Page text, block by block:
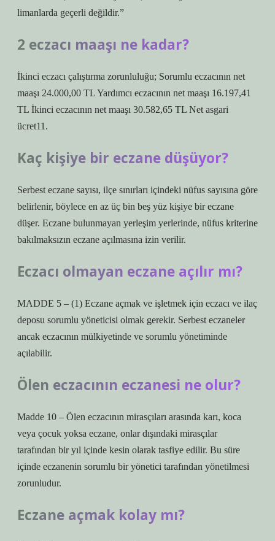
limanlarda geçerli değildir.”
2 eczacı maaşı ne kadar?
İkinci eczacı çalıştırma zorunluluğu; Sorumlu eczacının net
maaşı 24.000,00 TL Yardımcı eczacının net maaşı 16.197,41
TL İkinci eczacının net maaşı 30.582,65 TL Net asgari
ücret11.
Kaç kişiye bir eczane düşüyor?
Serbest eczane sayısı, ilçe sınırları içindeki nüfus sayısına göre
belirlenir, böylece en az üç bin beş yüz kişiye bir eczane
düşer. Eczane bulunmayan yerleşim yerlerinde, nüfus kriterine
bakılmaksızın eczane açılmasına izin verilir.
Eczacı olmayan eczane açılır mı?
MADDE 5 – (1) Eczane açmak ve işletmek için eczacı ve ilaç
deposu sorumlu yöneticisi olmak gerekir. Serbest eczaneler
ancak eczacının mülkiyetinde ve sorumlu yönetiminde
açılabilir.
Ölen eczacının eczanesi ne olur?
Madde 10 – Ölen eczacının mirasçıları arasında karı, koca
veya çocuk yoksa eczane, onlar dışındaki mirasçılar
tarafından bir yıl içinde kesin olarak tasfiye edilir. Bu süre
içinde eczanenin sorumlu bir yönetici tarafından yönetilmesi
zorunludur.
Eczane açmak kolay mı?